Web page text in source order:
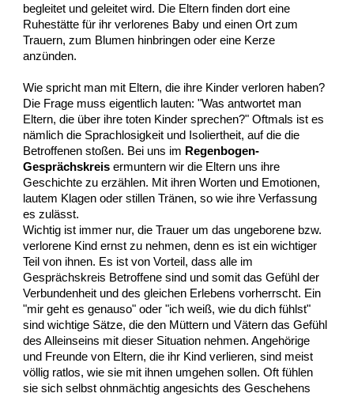
begleitet und geleitet wird. Die Eltern finden dort eine
Ruhestätte für ihr verlorenes Baby und einen Ort zum
Trauern, zum Blumen hinbringen oder eine Kerze
anzünden.
Wie spricht man mit Eltern, die ihre Kinder verloren haben?
Die Frage muss eigentlich lauten: "Was antwortet man
Eltern, die über ihre toten Kinder sprechen?" Oftmals ist es
nämlich die Sprachlosigkeit und Isoliertheit, auf die die
Betroffenen stoßen. Bei uns im Regenbogen-
Gesprächskreis ermuntern wir die Eltern uns ihre
Geschichte zu erzählen. Mit ihren Worten und Emotionen,
lautem Klagen oder stillen Tränen, so wie ihre Verfassung
es zulässt.
Wichtig ist immer nur, die Trauer um das ungeborene bzw.
verlorene Kind ernst zu nehmen, denn es ist ein wichtiger
Teil von ihnen. Es ist von Vorteil, dass alle im
Gesprächskreis Betroffene sind und somit das Gefühl der
Verbundenheit und des gleichen Erlebens vorherrscht. Ein
"mir geht es genauso" oder "ich weiß, wie du dich fühlst"
sind wichtige Sätze, die den Müttern und Vätern das Gefühl
des Alleinseins mit dieser Situation nehmen. Angehörige
und Freunde von Eltern, die ihr Kind verlieren, sind meist
völlig ratlos, wie sie mit ihnen umgehen sollen. Oft fühlen
sie sich selbst ohnmächtig angesichts des Geschehens